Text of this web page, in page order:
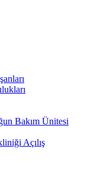
Bakım Ünitesi
Açılış